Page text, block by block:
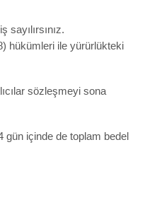
hükümleri ile yürürlükteki
sözleşmeyi sona
gün içinde de toplam bedel